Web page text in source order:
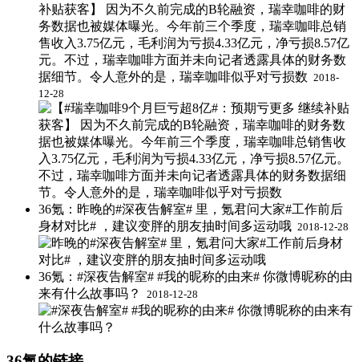
补贴获客】 因为不久前完成的B轮融资，瑞幸咖啡的财
务数据也被媒体曝光。今年前三个季度，瑞幸咖啡总销
售收入3.75亿元，毛利润为亏损4.33亿元，净亏损8.57亿
元。不过，瑞幸咖啡方面并未向记者透露具体的财务数
据细节。令人意外的是，瑞幸咖啡似乎对亏损数 ​ 2018-
12-28
36氪：昨晚的#深夜告解室# 里，氪君问大家#工作前后
身材对比# ，建议变胖的朋友抽时间多运动哦 ​ 2018-12-28
36氪：#深夜告解室# #我的昵称的由来# 你微博昵称的由
来有什么故事吗？ ​
2018-12-28